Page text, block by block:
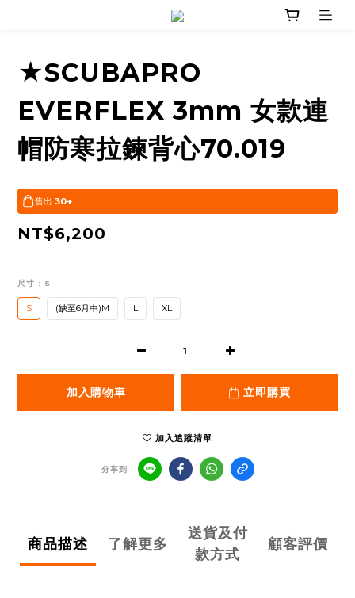
★SCUBAPRO
EVERFLEX 3mm 女款連
帽防寒拉鍊背心70.019
售出 30+
NT$6,200
尺寸 : S
S (缺至6月中)M L XL
加入購物車 立即購買
加入追蹤清單
分享到
商品描述 了解更多
送貨及付
款方式
顧客評價